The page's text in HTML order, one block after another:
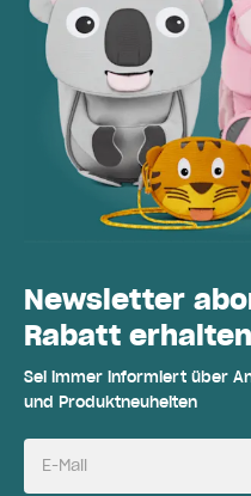
Newsletter
Rabatt
Sei immer informiert über
und Produktneuheiten
E-Mail